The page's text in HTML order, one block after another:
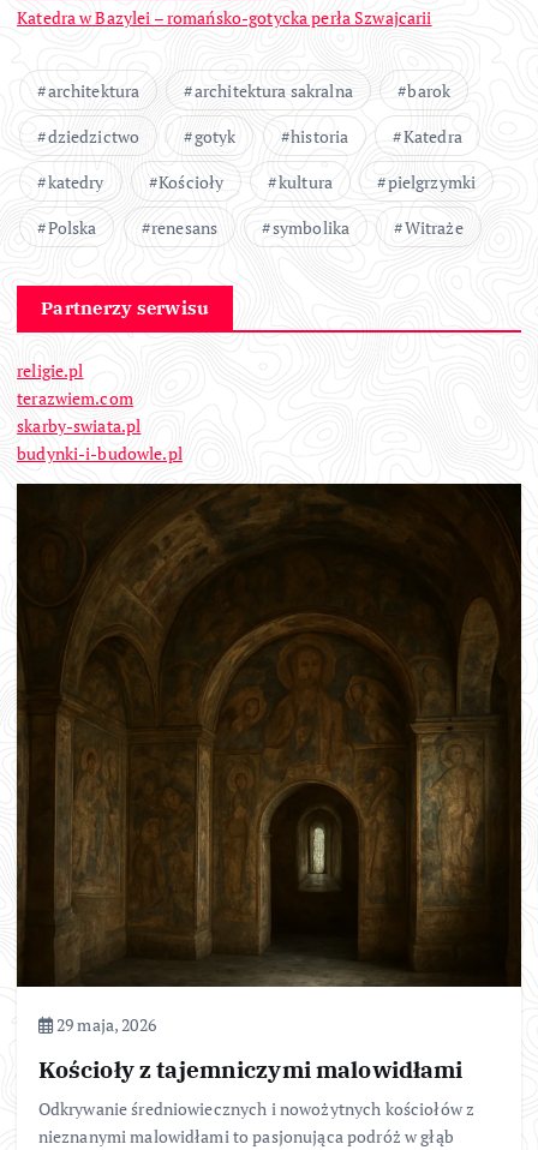
Katedra w Bazylei – romańsko-gotycka perła Szwajcarii
architektura architektura sakralna
barok
dziedzictwo
gotyk historia
Katedra
katedry
Kościoły kultura
pielgrzymki
Polska
renesans symbolika Witraże
Partnerzy serwisu
religie.pl
terazwiem.com
skarby-swiata.pl
budynki-i-budowle.pl
29 maja, 2026
Kościoły z tajemniczymi malowidłami
Odkrywanie średniowiecznych i nowożytnych kościołów z
nieznanymi malowidłami to pasjonująca podróż w głąb